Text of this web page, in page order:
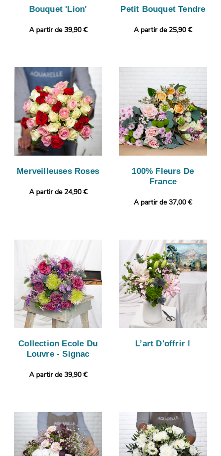
Bouquet 'Lion'
A partir de 39,90 €
Petit Bouquet Tendre
A partir de 25,90 €
Merveilleuses Roses
A partir de 24,90 €
100% Fleurs De
France
A partir de 37,00 €
Collection Ecole Du
Louvre - Signac
A partir de 39,90 €
L’art D'offrir !